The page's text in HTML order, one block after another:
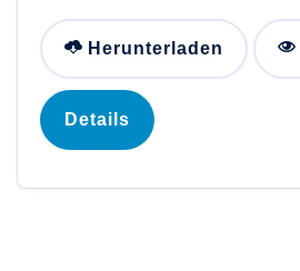
Herunterladen
Details